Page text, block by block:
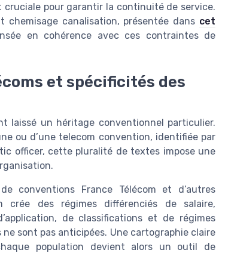
pour garantir la continuité de service.
chemisage canalisation, présentée dans cet
en cohérence avec ces contraintes de
et spécificités des
laissé un héritage conventionnel particulier.
ou d’une telecom convention, identifiée par
officer, cette pluralité de textes impose une
conventions France Télécom et d’autres
crée des régimes différenciés de salaire,
de classifications et de régimes
sont pas anticipées. Une cartographie claire
population devient alors un outil de